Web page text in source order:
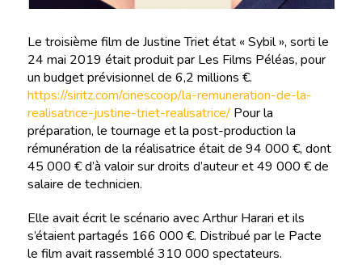
Le troisième film de Justine Triet état « Sybil », sorti le
24 mai 2019 était produit par Les Films Péléas, pour
un budget prévisionnel de 6,2 millions €.
https://siritz.com/cinescoop/la-remuneration-de-la-
realisatrice-justine-triet-realisatrice/ Pour la
préparation, le tournage et la post-production la
rémunération de la réalisatrice était de 94 000 €, dont
45 000 € d’à valoir sur droits d’auteur et 49 000 € de
salaire de technicien.
Elle avait écrit le scénario avec Arthur Harari et ils
s’étaient partagés 166 000 €. Distribué par le Pacte
le film avait rassemblé 310 000 spectateurs.